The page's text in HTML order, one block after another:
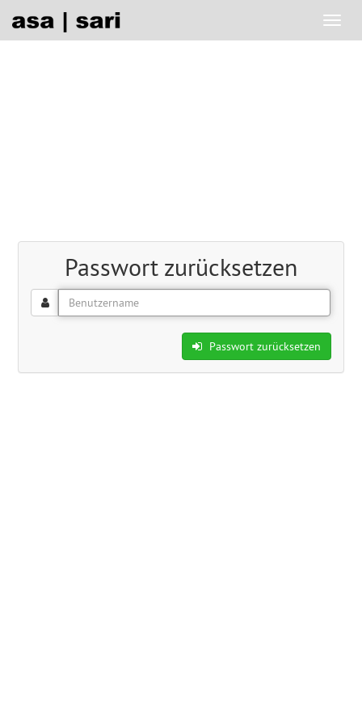
Passwort zurücksetzen
Passwort zurücksetzen